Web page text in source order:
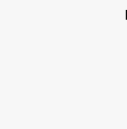
Напряжение